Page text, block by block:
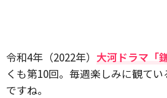
令和4年（2022年） 大河ドラマ「
くも第10回。毎週楽しみに観て
ですね。